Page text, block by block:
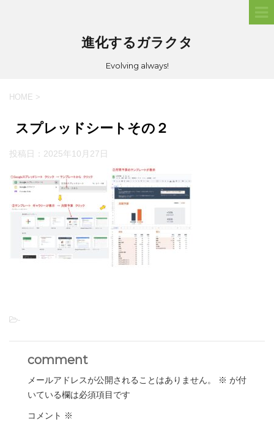
進化するガラクタ
Evolving always!
HOME >
スプレッドシートその２
投稿日： 2025年10月27日
-
comment
メールアドレスが公開されることはありません。 ※ が付
いている欄は必須項目です
コメント ※